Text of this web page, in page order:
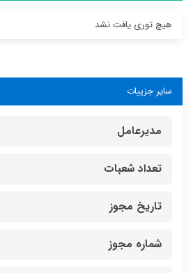
هیچ توری یافت نشد
سایر جزییات
مدیرعامل
تعداد شعبات
تاریخ مجوز
شماره مجوز